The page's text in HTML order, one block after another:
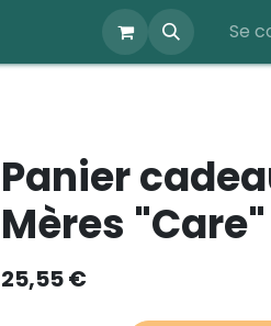
Se
Panier
Mères "Care"
25,55€